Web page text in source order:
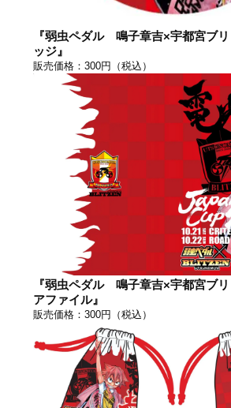
『弱虫ペダル 鳴子章吉×宇都宮ブ
ッジ』
販売価格：300円（税込）
『弱虫ペダル 鳴子章吉×宇都宮ブ
アファイル』
販売価格：300円（税込）